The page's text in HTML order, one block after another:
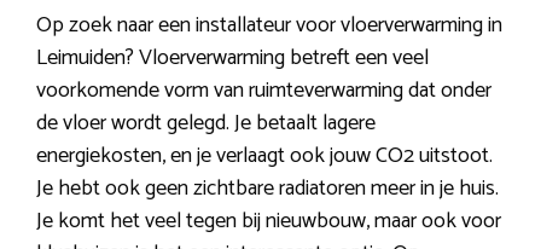
Op zoek naar een installateur voor vloerverwarming in
Leimuiden? Vloerverwarming betreft een veel
voorkomende vorm van ruimteverwarming dat onder
de vloer wordt gelegd. Je betaalt lagere
energiekosten, en je verlaagt ook jouw CO2 uitstoot.
Je hebt ook geen zichtbare radiatoren meer in je huis.
Je komt het veel tegen bij nieuwbouw, maar ook voor